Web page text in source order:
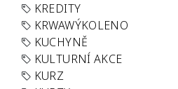
KREDITY
KRWAWÝKOLENO
KUCHYNĚ
KULTURNÍ AKCE
KURZ